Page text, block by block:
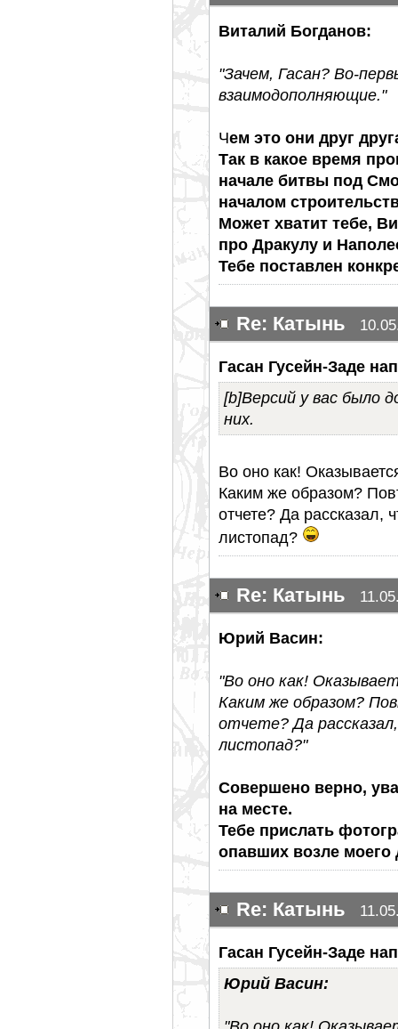
Виталий Богданов:
"Зачем, Гасан? Во-
взаимодополняющие."
Чем это они друг
Так в какое время
начале битвы под
началом
Может хватит тебе,
про Дракулу и
Тебе поставлен
Re: Катынь
Гасан Гусейн-Заде
[b]Версий у вас было
них.
Во оно как!
Каким же образом?
отчете? Да рассказал,
листопад?
Re: Катынь
Юрий Васин:
"Во оно как!
Каким же образом?
отчете? Да
листопад?"
Совершено верно,
на месте.
Тебе прислать
опавших возле моего
Re: Катынь
Гасан Гусейн-Заде
Юрий Васин: